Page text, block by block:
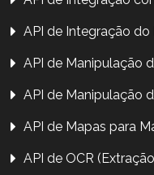
API de Integração
API de Manipulação
API de Manipulação
API de Mapas para
API de OCR